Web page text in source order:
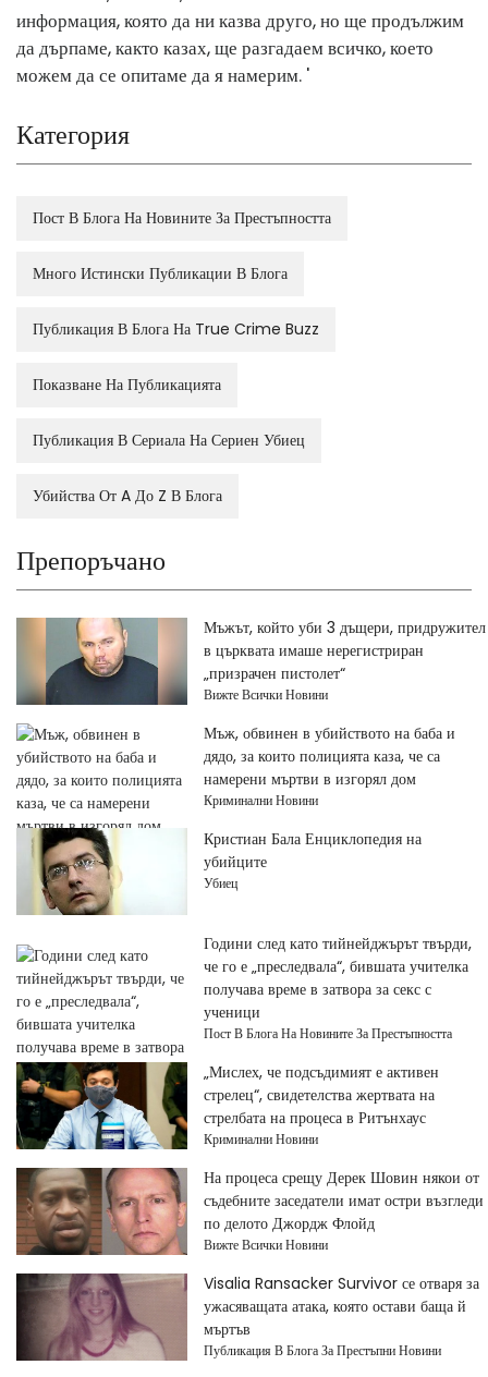
информация, която да ни казва друго, но ще продължим
да дърпаме, както казах, ще разгадаем всичко, което
можем да се опитаме да я намерим. '
Категория
Пост В Блога На Новините За Престъпността
Много Истински Публикации В Блога
Публикация В Блога На True Crime Buzz
Показване На Публикацията
Публикация В Сериала На Сериен Убиец
Убийства От A До Z В Блога
Препоръчано
Мъжът, който уби 3 дъщери, придружител
в църквата имаше нерегистриран
„призрачен пистолет“
Вижте Всички Новини
Мъж, обвинен в убийството на баба и
дядо, за които полицията каза, че са
намерени мъртви в изгорял дом
Криминални Новини
Кристиан Бала Енциклопедия на
убийците
Убиец
Години след като тийнейджърът твърди,
че го е „преследвала“, бившата учителка
получава време в затвора за секс с
ученици
Пост В Блога На Новините За Престъпността
„Мислех, че подсъдимият е активен
стрелец“, свидетелства жертвата на
стрелбата на процеса в Ритънхаус
Криминални Новини
На процеса срещу Дерек Шовин някои от
съдебните заседатели имат остри възгледи
по делото Джордж Флойд
Вижте Всички Новини
Visalia Ransacker Survivor се отваря за
ужасяващата атака, която остави баща й
мъртъв
Публикация В Блога За Престъпни Новини